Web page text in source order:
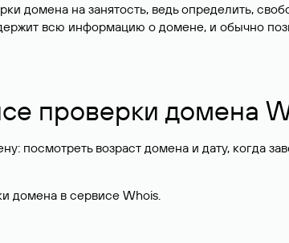
домена на занятость, ведь определить,
всю информацию о домене, и обычно
проверки домена
посмотреть возраст домена и дату, когда
домена в сервисе Whois.